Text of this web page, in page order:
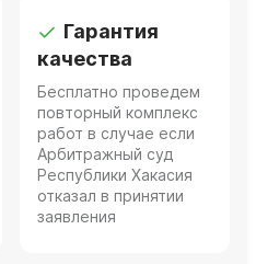
Гарантия
качества
Бесплатно проведем
повторный комплекс
работ в случае если
Арбитражный суд
Республики Хакасия
отказал в принятии
заявления